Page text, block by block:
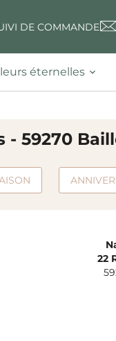
DE COMMANDE
éternelles
- 59270
22